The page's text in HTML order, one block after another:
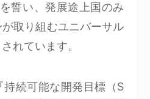
誓い、発展途上国のみ
取り組むユニバーサル
れています。
続可能な開発目標（S